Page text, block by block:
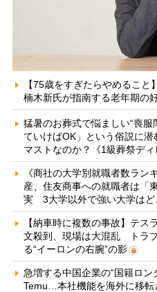
【75歳をすぎたらやめること
楠木新氏が指南する老年期の
猛暑のお葬式で悩ましい“喪
ていけばOK」という俗説に
マストなのか？《1級葬祭ディ
《商社の大学別就職者数ラン
産、住友商事への就職者は「
実 3大学以外で強い大学はど
【納車時に複数の事故】テス
文殺到、現場は大混乱 トラ
る“イーロンの右腕”の影
急増する中国企業の“国籍ロ
Temu…本社機能を海外に移転